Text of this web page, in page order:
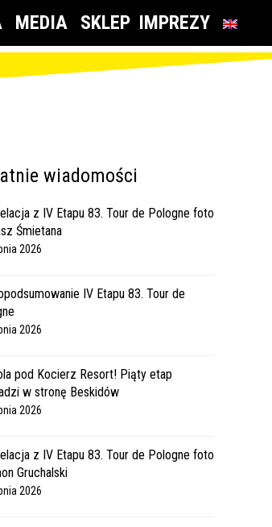
MEDIA SKLEP IMPREZY
wiadomości
z IV Etapu 83. Tour de Pologne foto
Śmietana
2026
IV Etapu 83. Tour de
2026
pod Kocierz Resort! Piąty etap
w stronę Beskidów
2026
z IV Etapu 83. Tour de Pologne foto
Gruchalski
2026